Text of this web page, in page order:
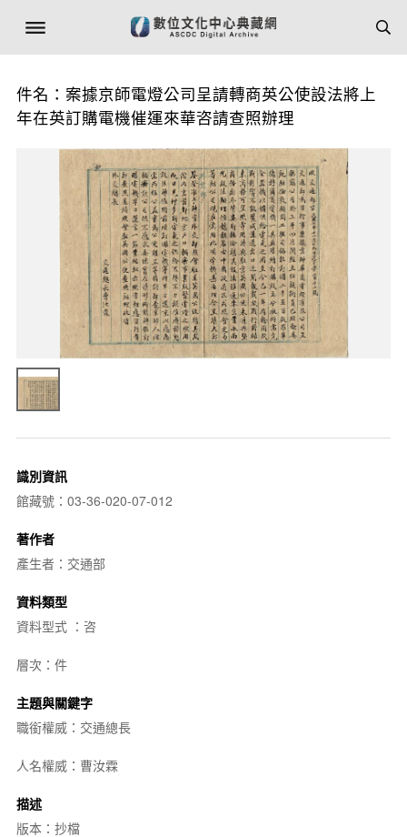
件名：案據京師電燈公司呈請轉商英公使設法將上
年在英訂購電機催運來華咨請查照辦理
識別資訊
館藏號：03-36-020-07-012
著作者
產生者：交通部
資料類型
資料型式 ：咨
層次：件
主題與關鍵字
職銜權威：交通總長
人名權威：曹汝霖
描述
版本：抄檔